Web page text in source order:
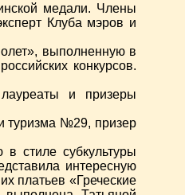
медали. Члены
Клуба мэров и
выполненную в
конкурсов.
и призеры
туризма №29, призер
стиле субкультуры
интересную
платьев «Греческие